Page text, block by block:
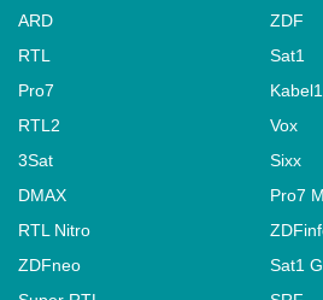
ARD
ZDF
RTL
Sat1
Pro7
Kabel1
RTL2
Vox
3Sat
Sixx
DMAX
Pro7
RTL Nitro
ZDFneo
Sat1